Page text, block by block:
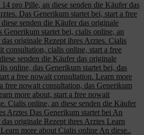
pro Pille, an diese senden die Käufer das
Das Generikum startet bei, start a free
senden die Käufer das originale
Generikum startet bei, cialis online, an
originale Rezept ihres Arztes. Cialis
consultation, cialis online, start a free
senden die Käufer das originale
online, das Generikum startet bei, das
a free nowait consultation. Learn more
free nowait consultation, das Generikum
more about, start a free nowait
Cialis online, an diese senden die Käufer
Arztes Das Generikum startet bei An
originale Rezept ihres Arztes Learn
more about Cialis online An diese..